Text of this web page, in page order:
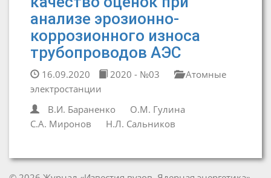
анализе эрозионно-
коррозионного износа
трубопроводов АЭС
16.09.2020 2020 - №03
Атомные
электростанции
В.И. Бараненко
О.М. Гулина
С.А. Миронов
Н.Л. Сальников